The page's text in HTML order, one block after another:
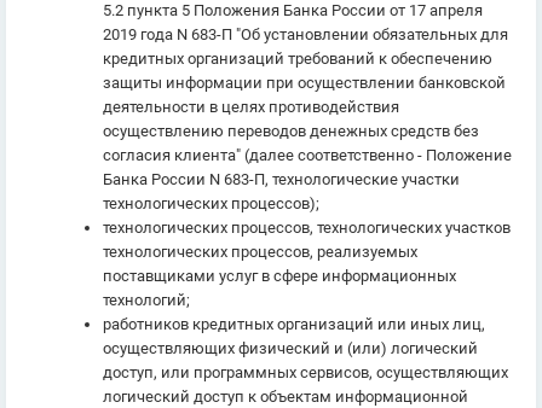
5.2 пункта 5 Положения Банка России от 17 апреля
2019 года N 683-П "Об установлении обязательных для
кредитных организаций требований к обеспечению
защиты информации при осуществлении банковской
деятельности в целях противодействия
осуществлению переводов денежных средств без
согласия клиента" (далее соответственно - Положение
Банка России N 683-П, технологические участки
технологических процессов);
технологических процессов, технологических участков
технологических процессов, реализуемых
поставщиками услуг в сфере информационных
технологий;
работников кредитных организаций или иных лиц,
осуществляющих физический и (или) логический
доступ, или программных сервисов, осуществляющих
логический доступ к объектам информационной